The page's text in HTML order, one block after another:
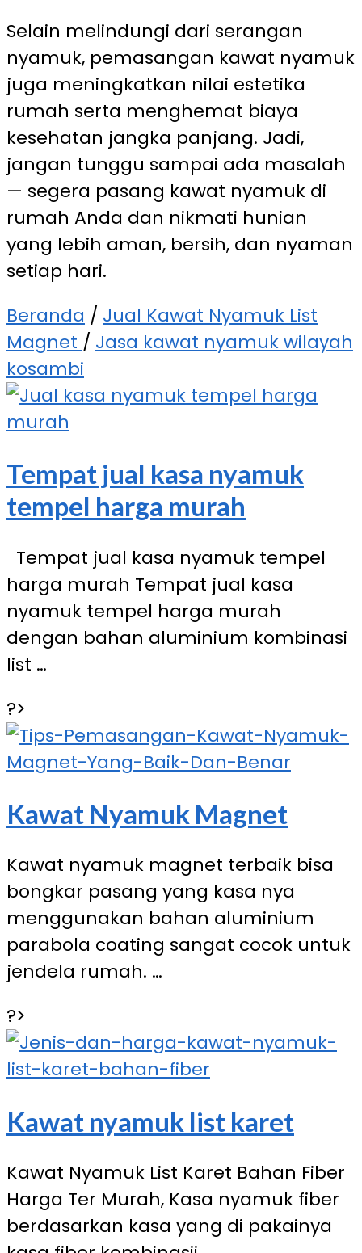
Selain melindungi dari serangan
nyamuk, pemasangan kawat nyamuk
juga meningkatkan nilai estetika
rumah serta menghemat biaya
kesehatan jangka panjang. Jadi,
jangan tunggu sampai ada masalah
— segera pasang kawat nyamuk di
rumah Anda dan nikmati hunian
yang lebih aman, bersih, dan nyaman
setiap hari.
Beranda / Jual Kawat Nyamuk List
Magnet / Jasa kawat nyamuk wilayah
kosambi
Tempat jual kasa nyamuk
tempel harga murah
Tempat jual kasa nyamuk tempel
harga murah Tempat jual kasa
nyamuk tempel harga murah
dengan bahan aluminium kombinasi
list …
?>
Kawat Nyamuk Magnet
Kawat nyamuk magnet terbaik bisa
bongkar pasang yang kasa nya
menggunakan bahan aluminium
parabola coating sangat cocok untuk
jendela rumah. …
?>
Kawat nyamuk list karet
Kawat Nyamuk List Karet Bahan Fiber
Harga Ter Murah, Kasa nyamuk fiber
berdasarkan kasa yang di pakainya